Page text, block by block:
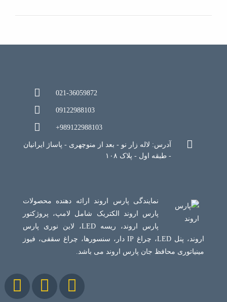
021-36059872
09122988103
+989122988103
آدرس: لاله زار نو - بعد از منوچهری - پاساژ ایرانیان
- طبقه اول - پلاک ۱۰۸
نمایندگی پارس اروند ارائه دهنده محصولات
پارس اروند الکتریک شامل لامپ، پروژکتور
پارس اروند، ریسه LED، لاین نوری پارس
اروند، پنل LED، چراغ IP دار، سنسورها، چراغ سقفی، فیوز
مینیاتوری محافظ جان پارس اروند می باشد.